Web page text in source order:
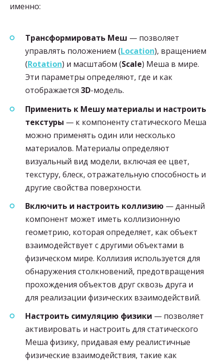
именно:
Трансформировать Меш — позволяет
управлять положением (Location), вращением
(Rotation) и масштабом (Scale) Меша в мире.
Эти параметры определяют, где и как
отображается 3D-модель.
Применить к Мешу материалы и настроить
текстуры — к компоненту статического Меша
можно применять один или несколько
материалов. Материалы определяют
визуальный вид модели, включая ее цвет,
текстуру, блеск, отражательную способность и
другие свойства поверхности.
Включить и настроить коллизию — данный
компонент может иметь коллизионную
геометрию, которая определяет, как объект
взаимодействует с другими объектами в
физическом мире. Коллизия используется для
обнаружения столкновений, предотвращения
прохождения объектов друг сквозь друга и
для реализации физических взаимодействий.
Настроить симуляцию физики — позволяет
активировать и настроить для статического
Меша физику, придавая ему реалистичные
физические взаимодействия, такие как